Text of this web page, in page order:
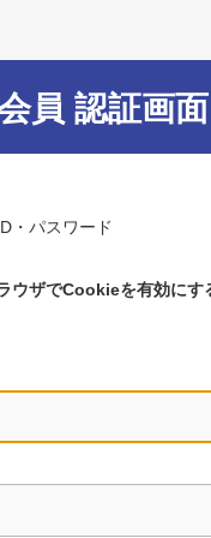
員 認証画面
・パスワード
ウザでCookieを有効にす